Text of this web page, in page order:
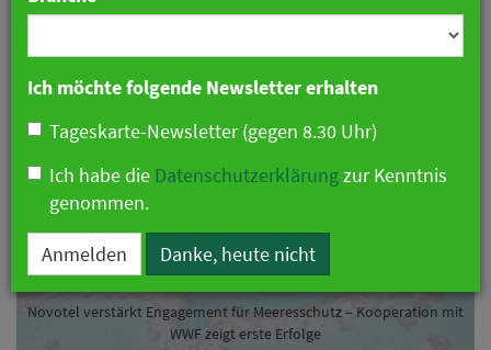
21. Mai 2025 12:54 Uhr| Hotellerie
Novotel verstärkt Engagement für Meeresschutz – Kooperation mit
WWF zeigt erste Erfolge
Ich möchte folgende Newsletter erhalten
Tageskarte-Newsletter (gegen 8.30 Uhr)
Ich habe die Datenschutzerklärungzur Kenntnis
genommen.
Anmelden Danke, heute nicht